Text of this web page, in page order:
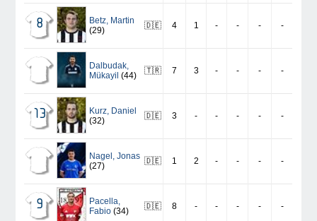
8 Betz, Martin
(29)
🇩🇪 4 1 - - - -
Dalbudak,
Mükayil (44) 🇹🇷 7 3 - - - -
13 Kurz, Daniel
(32)
🇩🇪 3 - - - - -
Nagel ,Jonas
(27)
🇩🇪 1 2 - - - -
9 Pacella,
Fabio (34) 🇩🇪 8 - - - - -